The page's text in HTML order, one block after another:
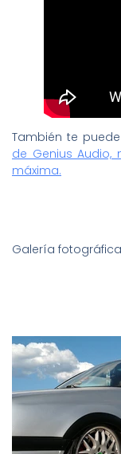
También te
de Genius Audio,
máxima.
Galería